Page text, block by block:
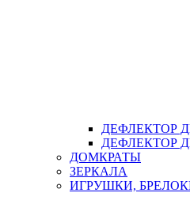
ДЕФЛЕКТОР
ДЕФЛЕКТОР
ДОМКРАТЫ
ЗЕРКАЛА
ИГРУШКИ,